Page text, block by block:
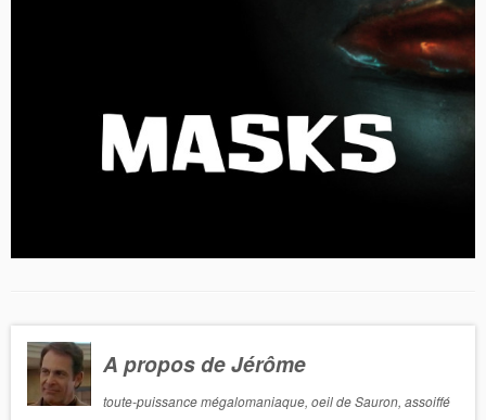
A propos de Jérôme
toute-puissance mégalomaniaque, oeil de Sauron, assoiffé